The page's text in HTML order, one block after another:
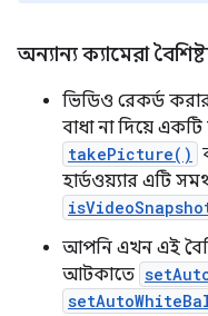
অন্যান্য ক্যামেরা
ভিডিও রেকর্ড
বাধা না দিয়ে
takePicture()
হার্ডওয়্যার এটি
আপনি এখন এই
আটকাতে